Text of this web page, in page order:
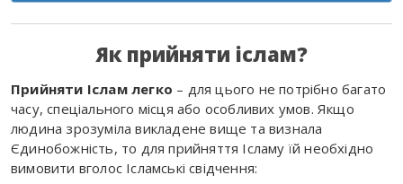
Як прийняти іслам?
Прийняти Іслам легко – для цього не потрібно багато
часу, спеціального місця або особливих умов. Якщо
людина зрозуміла викладене вище та визнала
Єдинобожність, то для прийняття Ісламу їй необхідно
вимовити вголос Ісламські свідчення: